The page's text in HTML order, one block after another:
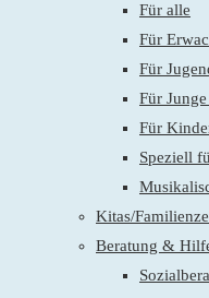
Für alle
Für
Für
Für
Für
Speziell
Kitas/
Beratung &